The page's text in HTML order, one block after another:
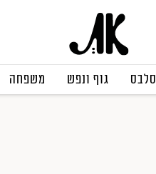
סלבס גוף ונפש משפחה